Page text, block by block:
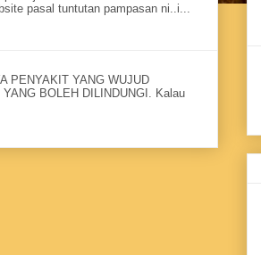
pasal tuntutan pampasan ni..i...
PENYAKIT YANG WUJUD
BOLEH DILINDUNGI. Kalau